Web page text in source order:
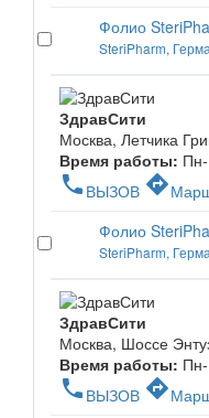
Фолио
SteriPharm,
ЗдравСити
Москва, Летчика
Время работы:
phone ВЫЗОВ directions
Фолио
SteriPharm,
ЗдравСити
Москва, Шоссе
Время работы:
phone ВЫЗОВ directions